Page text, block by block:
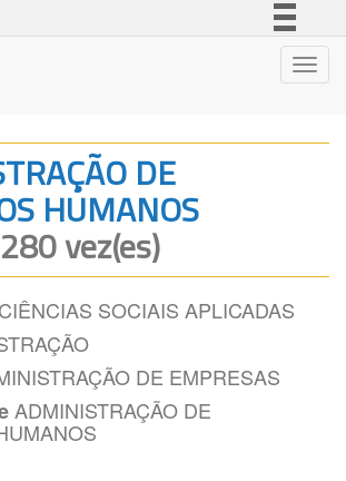
Legislação
Canais
DE
HUMANOS
vez(es)
CIÊNCIAS SOCIAIS APLICADAS
DE EMPRESAS
ADMINISTRAÇÃO DE